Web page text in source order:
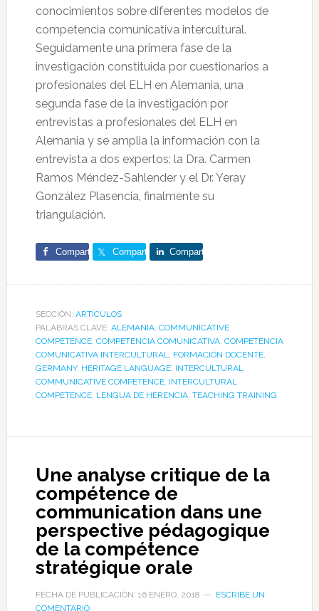
conocimientos sobre diferentes modelos de
competencia comunicativa intercultural.
Seguidamente una primera fase de la
investigación constituida por cuestionarios a
profesionales del ELH en Alemania, una
segunda fase de la investigación por
entrevistas a profesionales del ELH en
Alemania y se amplia la información con la
entrevista a dos expertos: la Dra. Carmen
Ramos Méndez-Sahlender y el Dr. Yeray
González Plasencia, finalmente su
triangulación.
Comparte Comparte Comparte
SECCIÓN: ARTÍCULOS
PALABRAS CLAVE: ALEMANIA, COMMUNICATIVE
COMPETENCE, COMPETENCIA COMUNICATIVA, COMPETENCIA
COMUNICATIVA INTERCULTURAL, FORMACIÓN DOCENTE,
GERMANY, HERITAGE LANGUAGE, INTERCULTURAL
COMMUNICATIVE COMPETENCE, INTERCULTURAL
COMPETENCE, LENGUA DE HERENCIA, TEACHING TRAINING
Une analyse critique de la
compétence de
communication dans une
perspective pédagogique
de la compétence
stratégique orale
FECHA DE PUBLICACIÓN: 16 ENERO, 2018
ESCRIBE UN
COMENTARIO